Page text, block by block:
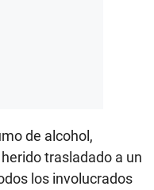
de alcohol,
trasladado a un
los involucrados